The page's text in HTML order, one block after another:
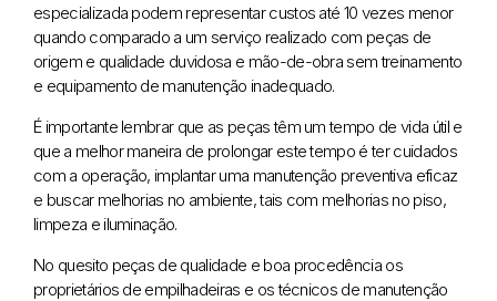
especializada podem representar custos até 10 vezes menor
quando comparado a um serviço realizado com peças de
origem e qualidade duvidosa e mão-de-obra sem treinamento
e equipamento de manutenção inadequado.
É importante lembrar que as peças têm um tempo de vida útil e
que a melhor maneira de prolongar este tempo é ter cuidados
com a operação, implantar uma manutenção preventiva eficaz
e buscar melhorias no ambiente, tais com melhorias no piso,
limpeza e iluminação.
No quesito peças de qualidade e boa procedência os
proprietários de empilhadeiras e os técnicos de manutenção